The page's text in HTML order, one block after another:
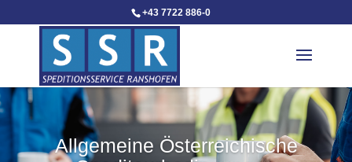
+43 7722 886-0
Allgemeine Österreichische